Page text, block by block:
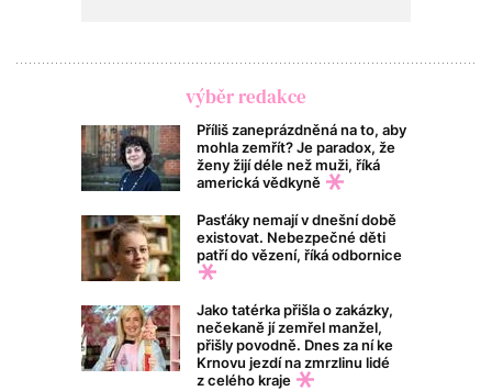
výběr redakce
Příliš zaneprázdněná na to, aby
mohla zemřít? Je paradox, že
ženy žijí déle než muži, říká
americká vědkyně
Pasťáky nemají v dnešní době
existovat. Nebezpečné děti
patří do vězení, říká odbornice
Jako tatérka přišla o zakázky,
nečekaně jí zemřel manžel,
přišly povodně. Dnes za ní ke
Krnovu jezdí na zmrzlinu lidé
z celého kraje